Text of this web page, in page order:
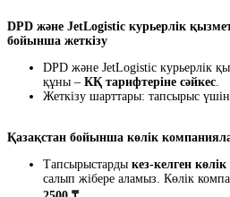
DPD және JetLogistic курьерлік
бойынша жеткізу
DPD және JetLogistic курьерлік
құны – КҚ тарифтеріне сәйкес.
Жеткізу шарттары: тапсырыс үшін
Қазақстан бойынша көлік
Тапсырыстарды кез-келген
салып жібере аламыз. Көлік